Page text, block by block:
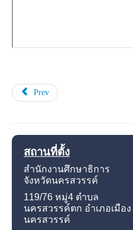
Prev
สถานที่ตั้ง
สำนักงานศึกษาธิการ
จังหวัดนครสวรรค์
119/76 หมู่4 ตำบล
นครสวรรค์ตก อำเภอเมือง
นครสวรรค์